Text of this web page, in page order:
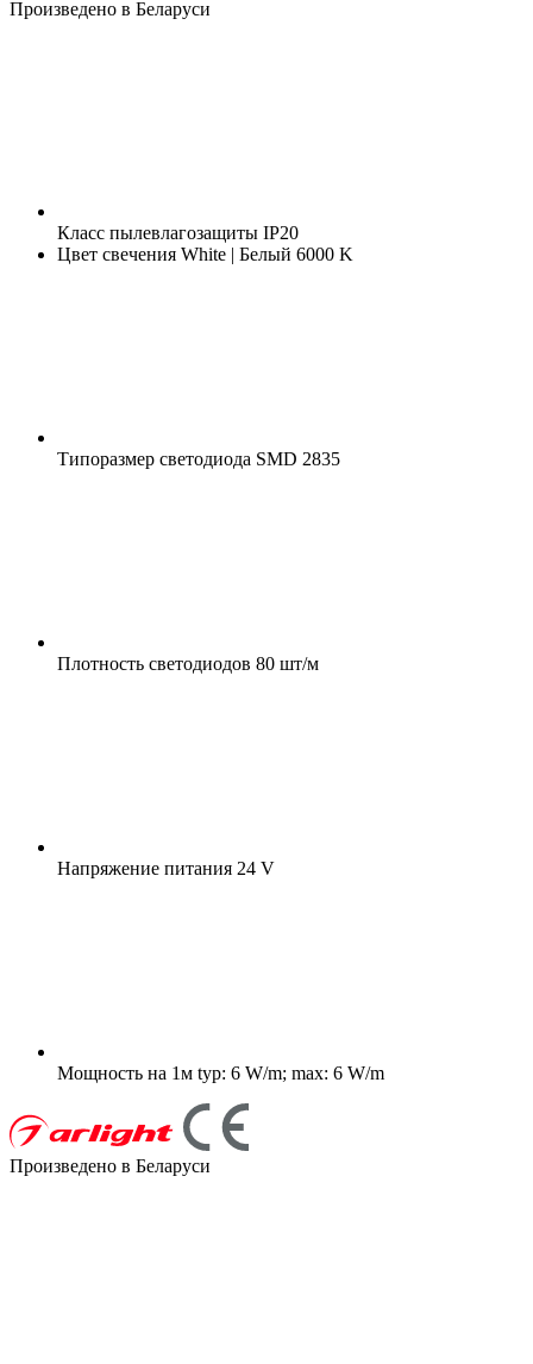
Произведено в Беларуси
Класс пылевлагозащиты IP20
Цвет свечения White | Белый 6000 K
Типоразмер светодиода SMD 2835
Плотность светодиодов 80 шт/м
Напряжение питания 24 V
Мощность на 1м typ: 6 W/m; max: 6 W/m
Произведено в Беларуси